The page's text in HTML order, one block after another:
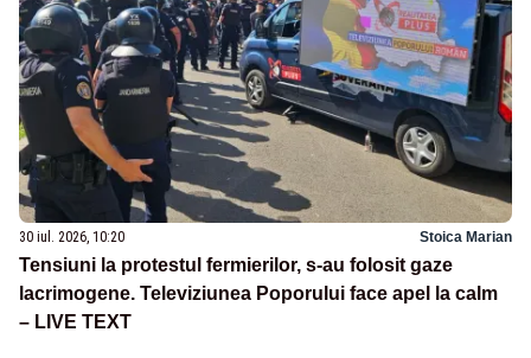
30 iul. 2026, 10:20 Stoica Marian
Tensiuni la protestul fermierilor, s-au folosit gaze
lacrimogene. Televiziunea Poporului face apel la calm
– LIVE TEXT